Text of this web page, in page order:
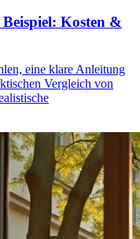
Kosten &
eine klare Anleitung
Vergleich von